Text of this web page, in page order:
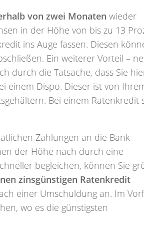
von zwei Monaten wieder
in der Höhe von bis zu 13
ins Auge fassen. Diesen
Ein weiterer Vorteil –
durch die Tatsache, dass Sie
einem Dispo. Dieser ist von
Bei einem Ratenkredit
Zahlungen an die Bank
der Höhe nach durch eine
begleichen, können Sie
zinsgünstigen Ratenkredit
einer Umschuldung an. Im
wo es die günstigsten